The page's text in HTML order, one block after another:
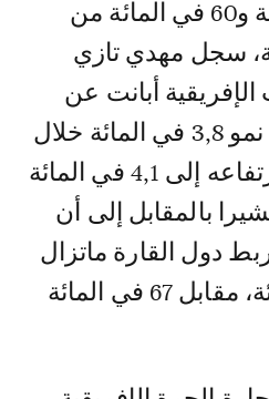
تعداده 1.2 مليار نسمة و60 في المائة من
أقل من 25 سنة، سجل مهدي تازي
أبانت عن
صمود بتحقيق معدل نمو 3,8 في المائة خلال
سنة 2022 مع توقع ارتفاعه إلى 4,1 في المائة
2024، مشيرا بالمقابل إلى أن
دول القارة ماتزال
في حدود 15 في المائة، مقابل 67 في المائة